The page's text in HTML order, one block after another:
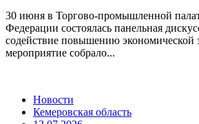
17.07.2026